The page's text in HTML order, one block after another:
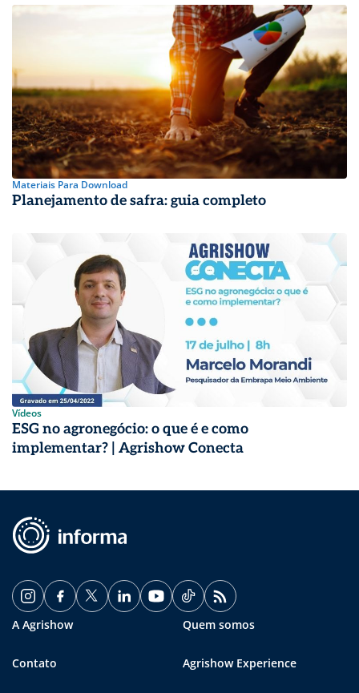
Materiais Para Download
Planejamento de safra: guia completo
Vídeos
ESG no agronegócio: o que é e como
implementar? | Agrishow Conecta
A Agrishow Quem somos
Contato Agrishow Experience